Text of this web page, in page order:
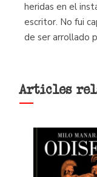
heridas en el
escritor. No fui
de ser arrollado
Articles